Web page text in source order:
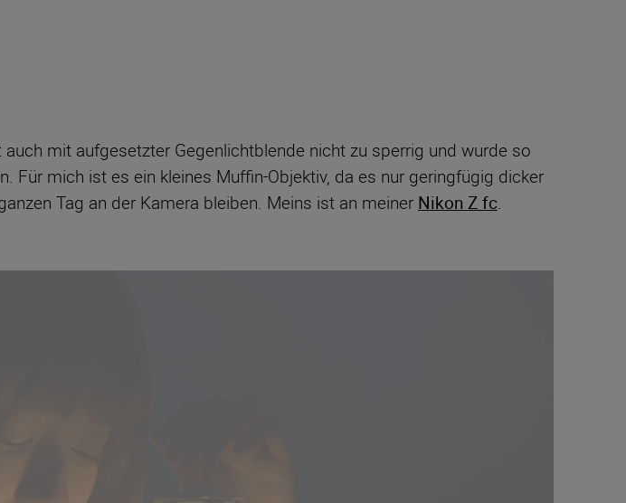
mit aufgesetzter Gegenlichtblende nicht zu sperrig und wurde so
Für mich ist es ein kleines Muffin-Objektiv, da es nur geringfügig dicker
Tag an der Kamera bleiben. Meins ist an meiner Nikon Z fc.